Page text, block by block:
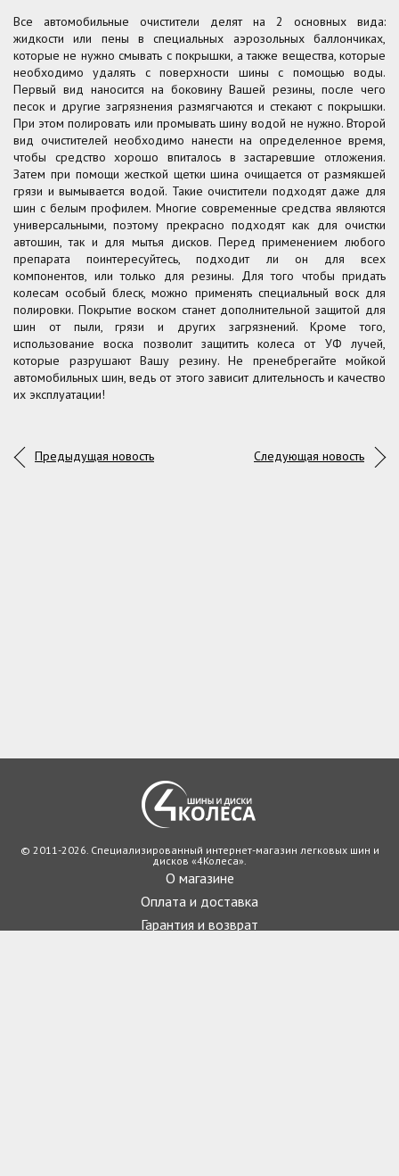
Все автомобильные очистители делят на 2 основных вида:
жидкости или пены в специальных аэрозольных баллончиках,
которые не нужно смывать с покрышки, а также вещества, которые
необходимо удалять с поверхности шины с помощью воды.
Первый вид наносится на боковину Вашей резины, после чего
песок и другие загрязнения размягчаются и стекают с покрышки.
При этом полировать или промывать шину водой не нужно. Второй
вид очистителей необходимо нанести на определенное время,
чтобы средство хорошо впиталось в застаревшие отложения.
Затем при помощи жесткой щетки шина очищается от размякшей
грязи и вымывается водой. Такие очистители подходят даже для
шин с белым профилем. Многие современные средства являются
универсальными, поэтому прекрасно подходят как для очистки
автошин, так и для мытья дисков. Перед применением любого
препарата поинтересуйтесь, подходит ли он для всех
компонентов, или только для резины. Для того чтобы придать
колесам особый блеск, можно применять специальный воск для
полировки. Покрытие воском станет дополнительной защитой для
шин от пыли, грязи и других загрязнений. Кроме того,
использование воска позволит защитить колеса от УФ лучей,
которые разрушают Вашу резину. Не пренебрегайте мойкой
автомобильных шин, ведь от этого зависит длительность и качество
их эксплуатации!
Предыдущая новость Следующая новость
© 2011-2026. Специализированный интернет-магазин легковых шин и
дисков «4Колеса».
О магазине
Оплата и доставка
Гарантия и возврат